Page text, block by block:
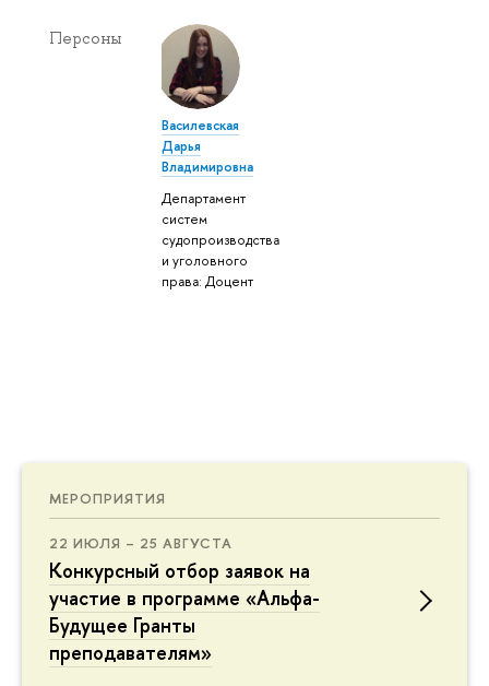
МЕРОПРИЯТИЯ
22 ИЮЛЯ – 25 АВГУСТА
Конкурсный отбор заявок на
участие в программе «Альфа-
Будущее Гранты
преподавателям»
Персоны
Василевская
Дарья
Владимировна
Департамент
систем
судопроизводства
и уголовного
права: Доцент